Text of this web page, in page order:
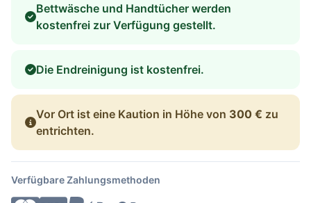
Bettwäsche und Handtücher werden
kostenfrei zur Verfügung gestellt.
Die Endreinigung ist kostenfrei.
Vor Ort ist eine Kaution in Höhe von 300 € zu
entrichten.
Verfügbare Zahlungsmethoden